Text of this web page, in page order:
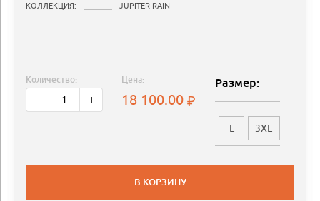
КОЛЛЕКЦИЯ:
JUPITER RAIN
Количество:
- +
Цена:
18 100.00
Размер:
L 3XL
В КОРЗИНУ